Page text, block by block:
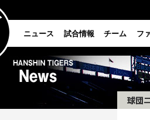
ニュース 試合情報 チーム フ